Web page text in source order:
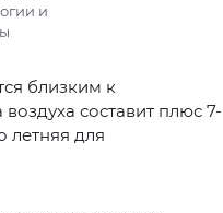
и
близким к
составит плюс 7-
летняя для